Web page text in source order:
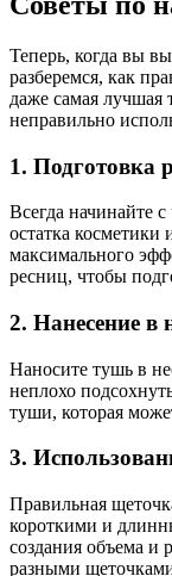
Теперь, когда вы
разберемся, как
даже самая лучшая
неправильно
1. Подготовка
Всегда начинайте
остатка косметики
максимального
ресниц, чтобы
2. Нанесение в
Наносите тушь в
неплохо
туши, которая
3.
Правильная
короткими и
создания объема и
разными